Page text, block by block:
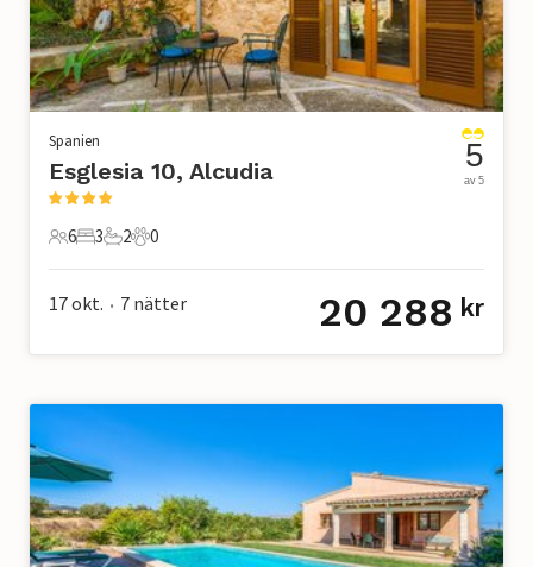
Spanien
Esglesia 10, Alcudia
6 Gäster
6
3 Sovrum
3
2 Badrum
2
0 Husdjur
0
5
av 5
17 okt. • 7 nätter 20 288 kr